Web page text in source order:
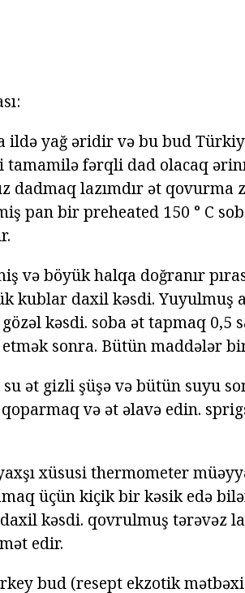
ildə yağ əridir və bu bud
tamamilə fərqli dad olacaq
dadmaq lazımdır ət qovurma
pan bir preheated 150 ° C
və böyük halqa doğranır
kublar daxil kəsdi. Yuyulmuş
gözəl kəsdi. soba ət tapmaq
sonra. Bütün maddələr
su ət gizli şüşə və bütün suyu
və ət əlavə edin.
xüsusi thermometer
üçün kiçik bir kəsik edə
kəsdi. qovrulmuş tərəvəz
edir.
bud (resept ekzotik